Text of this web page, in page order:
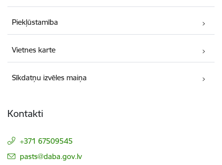
Piekļūstamība
Vietnes karte
Sīkdatņu izvēles maiņa
Kontakti
+371 67509545
E-pasts:
pasts@daba.gov.lv